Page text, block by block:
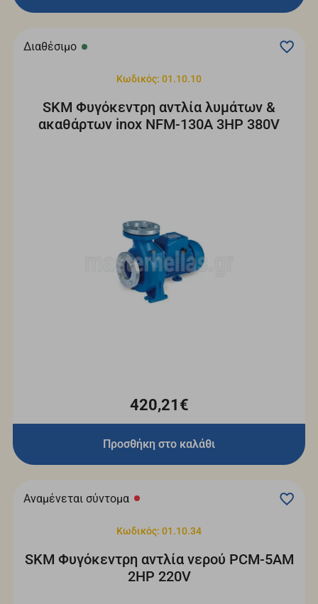
Διαθέσιμο
Κωδικός: 01.10.10
SKM Φυγόκεντρη αντλία λυμάτων &
ακαθάρτων inox NFM-130A 3HP 380V
420,21€
Προσθήκη στο καλάθι
Αναμένεται σύντομα
Κωδικός: 01.10.34
SKM Φυγόκεντρη αντλία νερού PCM-5AM
2HP 220V